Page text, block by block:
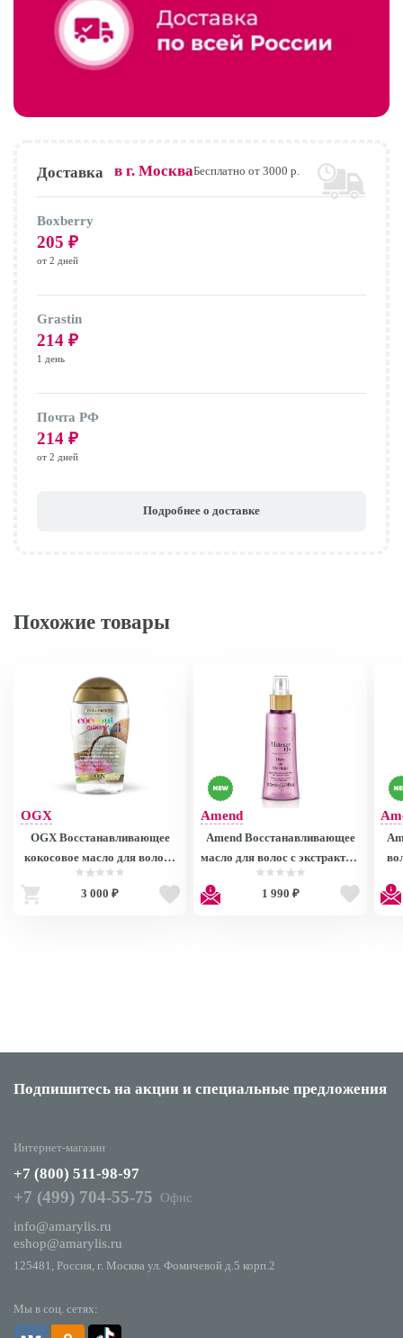
Доставка в г. МоскваБесплатно от 3000 р.
Boxberry
205 ₽
от 2 дней
Grastin
214 ₽
1 день
Почта РФ
214 ₽
от 2 дней
Подробнее о доставке
Похожие товары
OGX
OGX Восстанавливающее
кокосовое масло для волос /
Coconut Miracle Penetrating
Oil 100Ml 2725400
3 000 ₽
Amend
Amend Восстанавливающее
масло для волос с экстрактом
Моринги / Moring Oil
Revitalizing Properties 110 мл
1 990 ₽
волос с
Подпишитесь на акции и специальные предложения
Мы в соц. сетях:
Интернет-магазин
+7 (800) 511-98-97
+7 (499) 704-55-75
Офис
info@amarylis.ru
eshop@amarylis.ru
125481, Россия, г. Москва ул. Фомичевой д.5 корп.2